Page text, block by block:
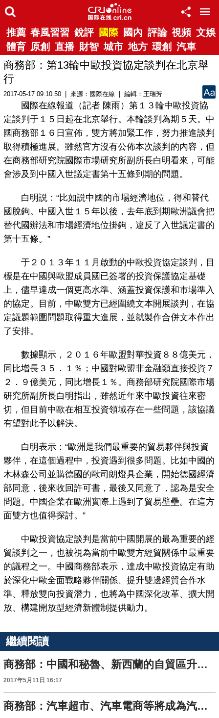
推薦 春風習習 銳評 國際 國內 評論 視頻 文娛
體育 原創 直播 財智 城市 地方 環創 汽車
商務部：第13輪中歐投資協定談判在北京舉
行
2017-05-17 09:10:50 | 來源：國際在線 | 編輯：王瑞芳
國際在線報道（記者 陳雨）第１３輪中歐投資協
定談判于１５日起在北京舉行。本輪談判為期５天。中
國商務部１６日宣佈，雙方將加緊工作，努力推進談判
取得積極進展。雖然官方沒有公佈本次談判的內容，但
在商務部研究院國際市場研究所副所長白明看來，可能
會涉及到中國入世議定書第十五條到期的問題。
白明説：“比如説中國的市場經濟地位，得和替代
國脫鉤。中國入世１５年以後，去年底到期歐洲議會把
替代國辦法和市場經濟地位掛鉤，違反了入世議定書的
第十五條。”
于２０１３年１１月啟動的中歐投資協定談判，目
標是在中國與歐盟成員國已簽署的投資保護協定基礎
上，儘早達成一個更高水準、涵蓋投資保護和市場準入
的協定。目前，中歐雙方已經圍繞文本開展談判，在協
定議題範圍問題取得重大進展，並就製作合併文本作出
了安排。
數據顯示，２０１６年歐盟對華投資８８億美元，
同比增長３５．１％；中國對歐盟非金融類直接投資７
２．９億美元，同比增長１％。商務部研究院國際市場
研究所副所長白明指出，雖然近年來中歐投資往來密
切，但目前中歐在相互投資領域存在一些問題，該協議
有望對此予以解決。
白明表示：“歐洲是我們最重要的貿易夥伴與投資
夥伴，在這個過程中，投資遇到很多問題。比如中國的
木林森公司並購德國的歐司朗燈具企業，開始德國經濟
部同意，後來收回許可書，最後又同意了，認為是安全
問題。中國企業在歐洲實際上遇到了貿易壁壘。在這方
面雙方也值得探討。”
中歐投資協定談判是當前中國開展的最為重要的經
貿談判之一，也被視為當前中歐雙方經貿關係中最重要
的議程之一。中國商務部表示，達成中歐投資協定有助
於深化中歐全面戰略夥伴關係、提升雙邊經貿合作水
準、釋放雙向投資潛力，也將為中國深化改革、擴大開
放、構建開放型經濟新體制提供動力。
繼續閱讀
商務部：中國和秘魯、新西蘭的自貿區升級談判加速進行中
2017年5月11日 16:17
商務部：汽車超市、汽車電商等將成為汽車銷售新形式